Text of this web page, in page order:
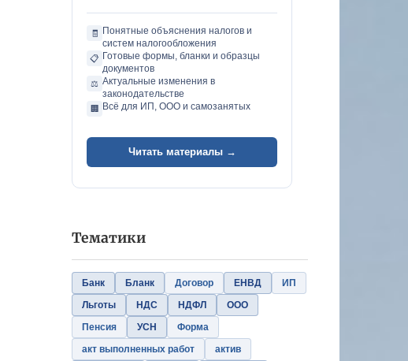
🧾
Понятные объяснения налогов и
систем налогообложения
📋 Готовые формы, бланки и образцы
документов
⚖️ Актуальные изменения в
законодательстве
🏢 Всё для ИП, ООО и самозанятых
Читать материалы →
Тематики
Банк Бланк Договор ЕНВД
ИП
Льготы
НДС НДФЛ
ООО
Пенсия
УСН
Форма
акт выполненных работ
актив